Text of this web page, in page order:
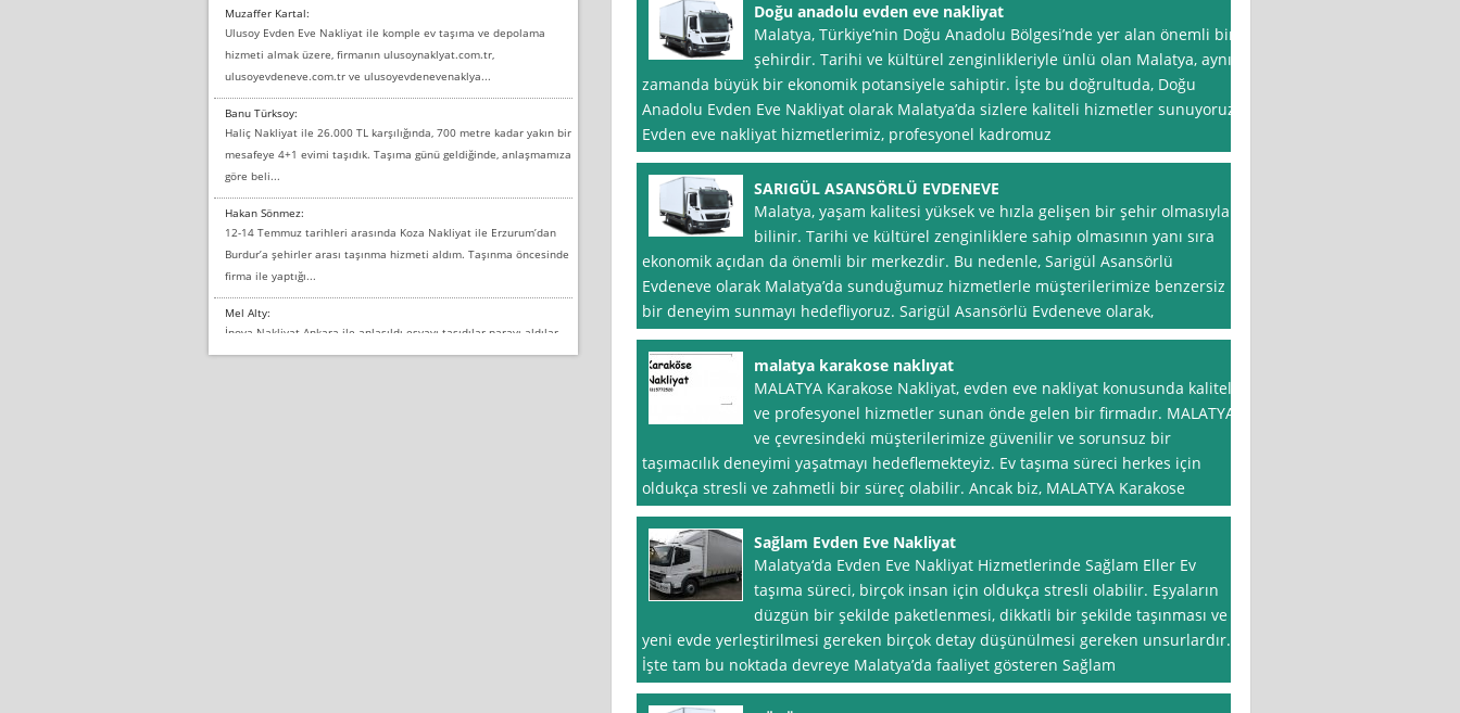
Doğu anadolu evden eve nakliyat
Malatya, Türkiye’nin Doğu Anadolu Bölgesi’nde yer alan önemli bir
şehirdir. Tarihi ve kültürel zenginlikleriyle ünlü olan Malatya, aynı
zamanda büyük bir ekonomik potansiyele sahiptir. İşte bu doğrultuda, Doğu
Anadolu Evden Eve Nakliyat olarak Malatya’da sizlere kaliteli hizmetler sunuyoruz.
Evden eve nakliyat hizmetlerimiz, profesyonel kadromuz
SARIGÜL ASANSÖRLÜ EVDENEVE
Malatya, yaşam kalitesi yüksek ve hızla gelişen bir şehir olmasıyla
bilinir. Tarihi ve kültürel zenginliklere sahip olmasının yanı sıra
ekonomik açıdan da önemli bir merkezdir. Bu nedenle, Sarigül Asansörlü
Evdeneve olarak Malatya’da sunduğumuz hizmetlerle müşterilerimize benzersiz
bir deneyim sunmayı hedefliyoruz. Sarigül Asansörlü Evdeneve olarak,
malatya karakose naklıyat
MALATYA Karakose Nakliyat, evden eve nakliyat konusunda kaliteli
ve profesyonel hizmetler sunan önde gelen bir firmadır. MALATYA
ve çevresindeki müşterilerimize güvenilir ve sorunsuz bir
taşımacılık deneyimi yaşatmayı hedeflemekteyiz. Ev taşıma süreci herkes için
oldukça stresli ve zahmetli bir süreç olabilir. Ancak biz, MALATYA Karakose
Sağlam Evden Eve Nakliyat
Malatya‘da Evden Eve Nakliyat Hizmetlerinde Sağlam Eller Ev
taşıma süreci, birçok insan için oldukça stresli olabilir. Eşyaların
düzgün bir şekilde paketlenmesi, dikkatli bir şekilde taşınması ve
yeni evde yerleştirilmesi gereken birçok detay düşünülmesi gereken unsurlardır.
İşte tam bu noktada devreye Malatya’da faaliyet gösteren Sağlam
Muzaffer Kartal:
Ulusoy Evden Eve Nakliyat ile komple ev taşıma ve depolama
hizmeti almak üzere, firmanın ulusoynaklyat.com.tr,
ulusoyevdeneve.com.tr ve ulusoyevdenevenaklya...
Banu Türksoy:
Haliç Nakliyat ile 26.000 TL karşılığında, 700 metre kadar yakın bir
mesafeye 4+1 evimi taşıdık. Taşıma günü geldiğinde, anlaşmamıza
göre beli...
Hakan Sönmez:
12-14 Temmuz tarihleri arasında Koza Nakliyat ile Erzurum’dan
Burdur’a şehirler arası taşınma hizmeti aldım. Taşınma öncesinde
firma ile yaptığı...
Mel Alty:
İnova Nakliyat Ankara ile anlaşıldı eşyayı taşıdılar parayı aldılar.
Salon duvarına bir baktım birisi boydan alüminyum renkli bantı